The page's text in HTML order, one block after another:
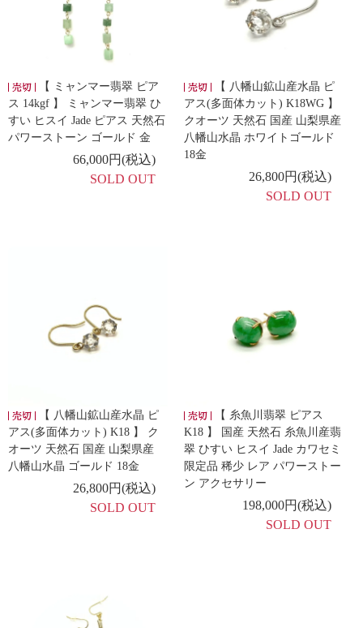
【 ミャンマー翡翠 ピア
ス 14kgf 】 ミャンマー翡翠 ひ
すい ヒスイ Jade ピアス 天然石
パワーストーン ゴールド 金
66,000円(税込)
SOLD OUT
【 八幡山鉱山産水晶 ピ
アス(多面体カット) K18WG 】
クオーツ 天然石 国産 山梨県産
八幡山水晶 ホワイトゴールド
18金
26,800円(税込)
SOLD OUT
【 八幡山鉱山産水晶 ピ
アス(多面体カット) K18 】 ク
オーツ 天然石 国産 山梨県産
八幡山水晶 ゴールド 18金
26,800円(税込)
SOLD OUT
【 糸魚川翡翠 ピアス
K18 】 国産 天然石 糸魚川産翡
翠 ひすい ヒスイ Jade カワセミ
限定品 稀少 レア パワーストー
ン アクセサリー
198,000円(税込)
SOLD OUT